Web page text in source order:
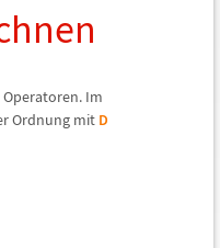
Im
Ordnung mit D